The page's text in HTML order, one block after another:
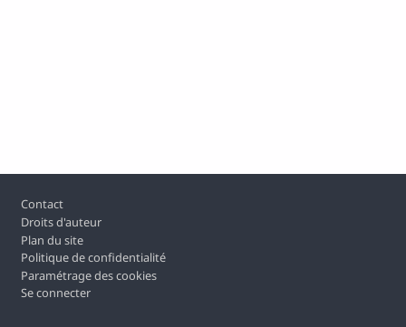
Pied de page
Contact
Droits d'auteur
Plan du site
Politique de confidentialité
Paramétrage des cookies
Se connecter